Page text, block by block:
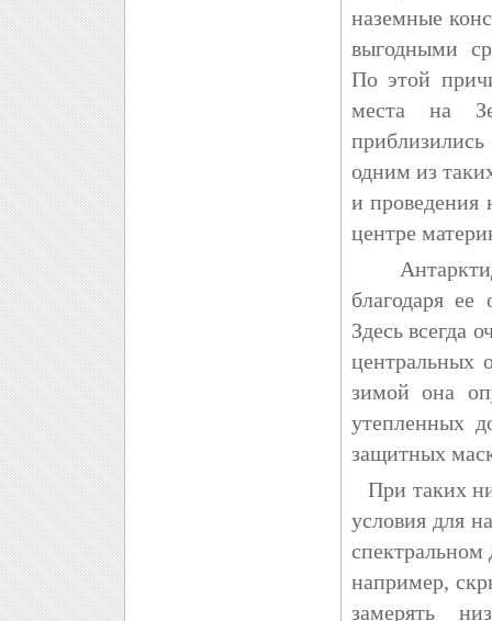
наземные
выгодными
По этой
места на
одним из
и проведения
центре
благодаря
Здесь всегда
центральных
зимой она
утепленных
защитных
При таких
условия для
спектральном
например,
замерять